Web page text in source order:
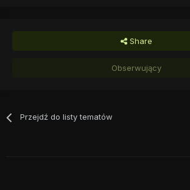
Share
Obserwujący
Przejdź do listy tematów